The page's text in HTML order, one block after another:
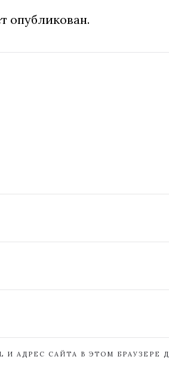
опубликован.
И АДРЕС САЙТА В ЭТОМ